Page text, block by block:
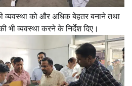
व्यवस्था को और अधिक बेहतर बनाने तथा
व्यवस्था करने के निर्देश दिए।